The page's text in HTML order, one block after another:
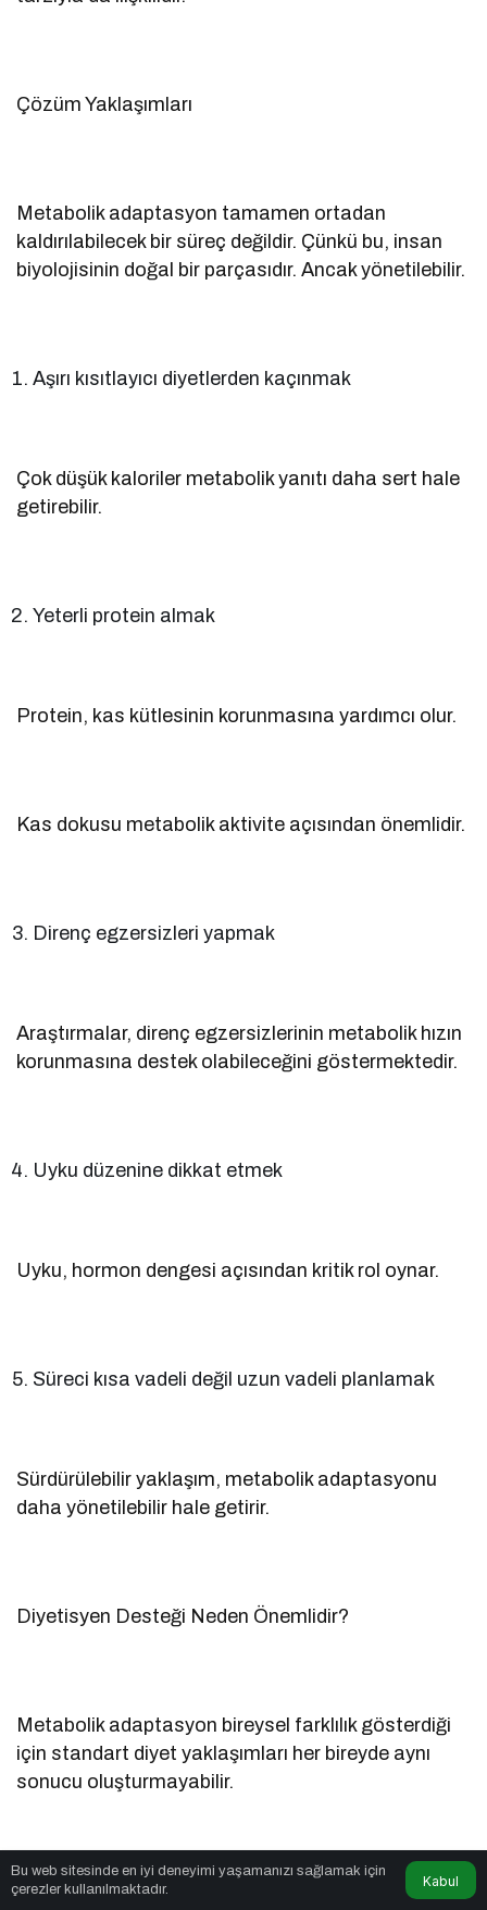
Çözüm Yaklaşımları
Metabolik adaptasyon tamamen ortadan
kaldırılabilecek bir süreç değildir. Çünkü bu, insan
biyolojisinin doğal bir parçasıdır. Ancak yönetilebilir.
Aşırı kısıtlayıcı diyetlerden kaçınmak
Çok düşük kaloriler metabolik yanıtı daha sert hale
getirebilir.
Yeterli protein almak
Protein, kas kütlesinin korunmasına yardımcı olur.
Kas dokusu metabolik aktivite açısından önemlidir.
Direnç egzersizleri yapmak
Araştırmalar, direnç egzersizlerinin metabolik hızın
korunmasına destek olabileceğini göstermektedir.
Uyku düzenine dikkat etmek
Uyku, hormon dengesi açısından kritik rol oynar.
Süreci kısa vadeli değil uzun vadeli planlamak
Sürdürülebilir yaklaşım, metabolik adaptasyonu
daha yönetilebilir hale getirir.
Diyetisyen Desteği Neden Önemlidir?
Metabolik adaptasyon bireysel farklılık gösterdiği
için standart diyet yaklaşımları her bireyde aynı
sonucu oluşturmayabilir.
Profesyonel beslenme desteği:
Bu web sitesinde en iyi deneyimi yaşamanızı sağlamak için
çerezler kullanılmaktadır.
Kabul